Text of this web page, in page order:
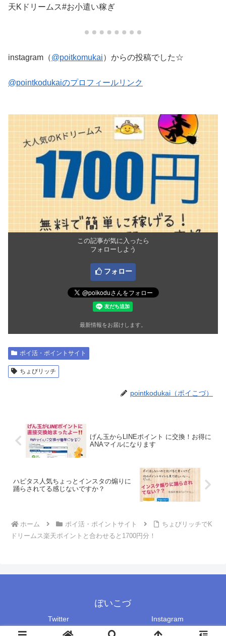
天Kドリームス#お小遣い稼ぎ
instagram（@poitkomukai）からの投稿でした☆
@pointkodukaiのプロフィールリンク
この記事が気に入ったら
フォローしよう
フォロー
最新情報をお届けします。
ポイ活・ポイントサイト
ちょびリッチ
pointkodukai（ポイこづ）
げん玉からLINEポイント に交換！お得に
ANAマイルになります
ハピタス人気ちょっとインスタの煽りに
踊らされてる感じないですか？
ホーム ポイ活・ポイントサイト
ちょびリッチでK
ドリームス楽天ポイントと合わせると1700円分！
ぽいこづ
Twitter Instagram